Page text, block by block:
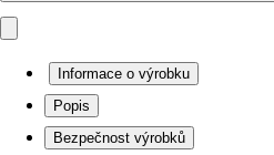
Informace o výrobku
Popis
Bezpečnost výrobků